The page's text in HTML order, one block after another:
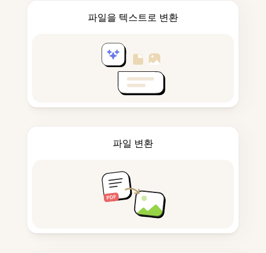
파일을 텍스트로 변환
파일 변환